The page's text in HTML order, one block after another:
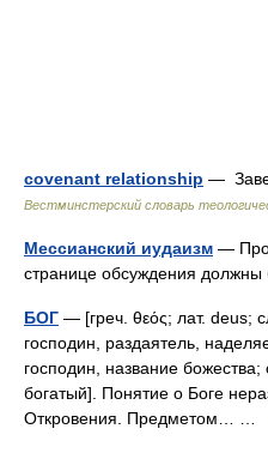
covenant relationship —
Вестминстерский словарь
Мессианский иудаизм —
странице обсуждения
БОГ — [греч. θεός; лат. deus;
господин, раздаятель,
господин, название
богатый]. Понятие о Боге
Откровения. Предметом… …